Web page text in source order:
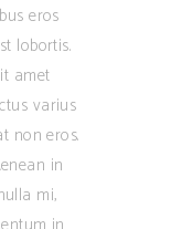
eros
lobortis.
amet
varius
non eros.
in
mi,